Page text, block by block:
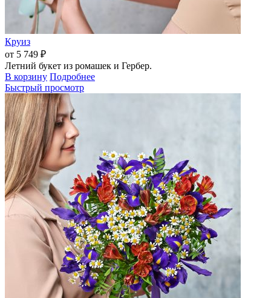
Круиз
от 5 749 ₽
Летний букет из ромашек и Гербер.
В корзину Подробнее
Быстрый просмотр